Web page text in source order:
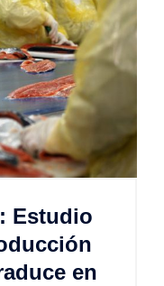
Estudio
en